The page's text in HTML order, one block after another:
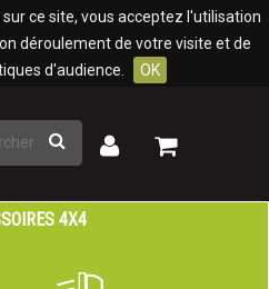
ce site, vous acceptez l'utilisation
déroulement de votre visite et de
d'audience.
OK
Rechercher
Mon
Mon
4X4